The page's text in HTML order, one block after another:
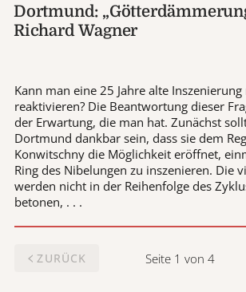
Dortmund:
Richard Wagner
Kann man eine 25 Jahre alte
reaktivieren? Die Beantwortung dieser
der Erwartung, die man hat. Zunächst
Dortmund dankbar sein, dass sie dem
Konwitschny die Möglichkeit eröffnet,
Ring des Nibelungen zu inszenieren. Die
werden nicht in der Reihenfolge des
betonen, . . .
ZURÜCK Seite 1 von 4